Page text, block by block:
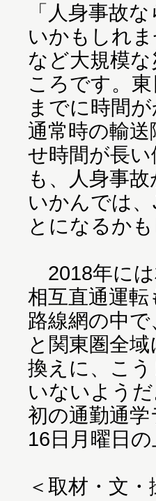
「人身事故
いかもしれ
など大規模
ころです。
までに時間
通常時の輸
せ時間が長
も、人身事
いかんでは
とになるかも
2018年には
相互直通運
路線網の中
と関東圏全
換えに、こ
いないよう
初の通勤通
16日月曜日
＜取材・文